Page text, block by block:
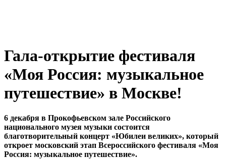
Гала-открытие фестиваля
«Моя Россия: музыкальное
путешествие» в Москве!
6 декабря в Прокофьевском зале Российского
национального музея музыки состоится
благотворительный концерт «Юбилеи великих», который
откроет московский этап Всероссийского фестиваля «Моя
Россия: музыкальное путешествие».